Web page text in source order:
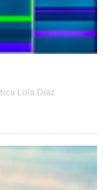
Lola Díaz